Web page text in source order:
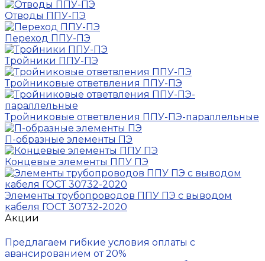
Отводы ППУ-ПЭ
Переход ППУ-ПЭ
Тройники ППУ-ПЭ
Тройниковые ответвления ППУ-ПЭ
Тройниковые ответвления ППУ-ПЭ-параллельные
П-образные элементы ПЭ
Концевые элементы ППУ ПЭ
Элементы трубопроводов ППУ ПЭ с выводом
кабеля ГОСТ 30732-2020
Акции
Предлагаем гибкие условия оплаты с
авансированием от 20%